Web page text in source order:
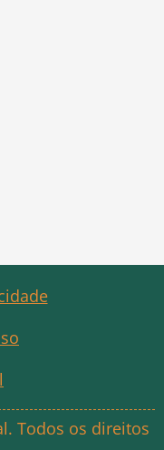
Todos os direitos